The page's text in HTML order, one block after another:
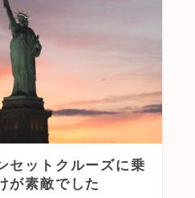
セットクルーズに乗
が素敵でした